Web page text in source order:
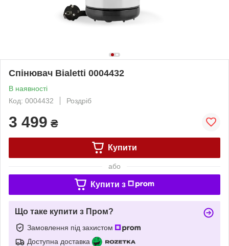
Спінювач Bialetti 0004432
В наявності
Код: 0004432
Роздріб
3 499 ₴
Купити
або
Купити з
Що таке купити з Пром?
Замовлення під захистом
Доступна доставка